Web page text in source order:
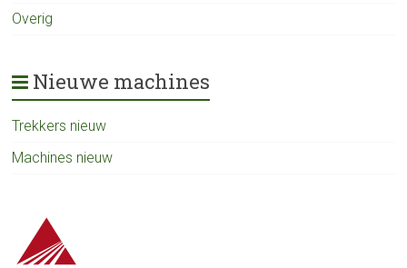
Overig
Nieuwe machines
Trekkers nieuw
Machines nieuw